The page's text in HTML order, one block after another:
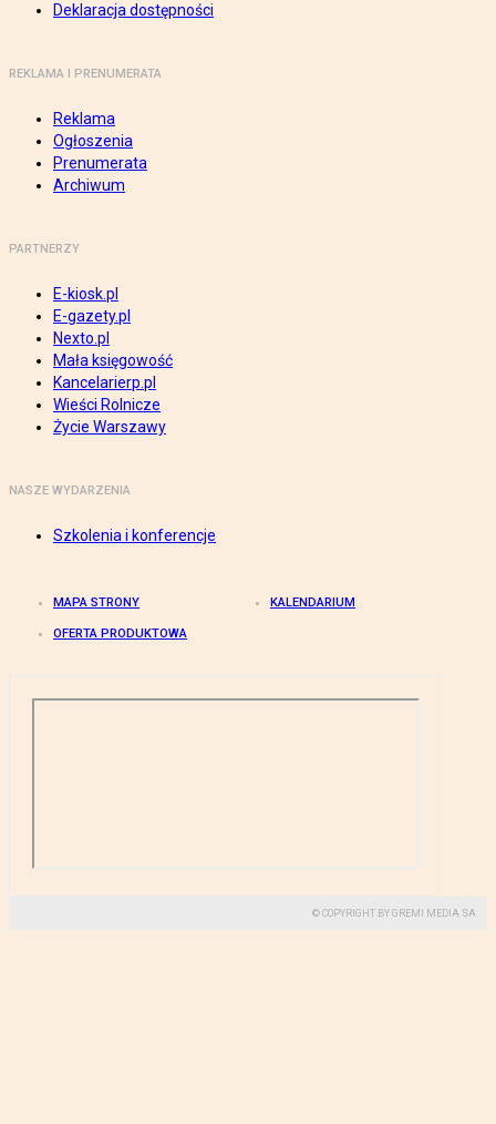
Deklaracja dostępności
REKLAMA I PRENUMERATA
Reklama
Ogłoszenia
Prenumerata
Archiwum
PARTNERZY
E-kiosk.pl
E-gazety.pl
Nexto.pl
Mała księgowość
Kancelarierp.pl
Wieści Rolnicze
Życie Warszawy
NASZE WYDARZENIA
Szkolenia i konferencje
MAPA STRONY KALENDARIUM
OFERTA PRODUKTOWA
© COPYRIGHT BY GREMI MEDIA SA